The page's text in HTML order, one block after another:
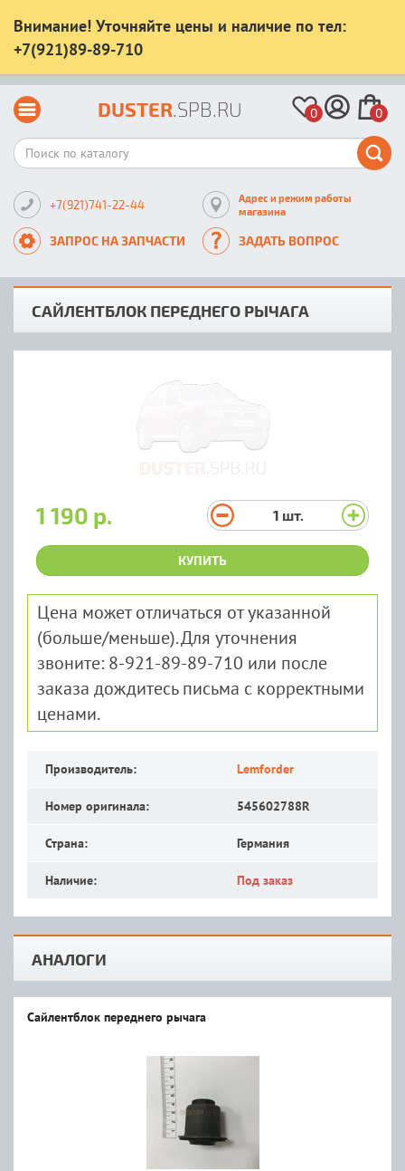
Внимание! Уточняйте цены и наличие по тел:
+7(921)89-89-710
DUSTER.SPB.RU 0 0
+7(921)741-22-44
Адрес и режим работы
магазина
ЗАПРОС НА ЗАПЧАСТИ ЗАДАТЬ ВОПРОС
САЙЛЕНТБЛОК ПЕРЕДНЕГО РЫЧАГА
1 190 р. 1 шт.
КУПИТЬ
Цена может отличаться от указанной
(больше/меньше). Для уточнения
звоните: 8-921-89-89-710 или после
заказа дождитесь письма с корректными
ценами.
Производитель: Lemforder
Номер оригинала: 545602788R
Страна: Германия
Наличие: Под заказ
АНАЛОГИ
Сайлентблок переднего рычага